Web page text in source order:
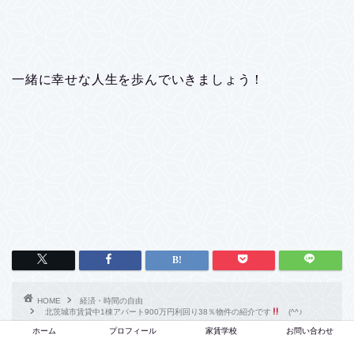
一緒に幸せな人生を歩んでいきましょう！
HOME
経済・時間の自由
北茨城市賃貸中1棟アパート900万円利回り38％物件の紹介です
(^^♪
ホーム プロフィール 家賃学校 お問い合わせ